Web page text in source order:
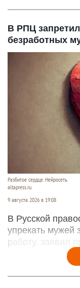
В РПЦ
безработных
Разбитое сердце. Нейросеть.
altapress.ru.
9 августа 2026 в 19:08
В Русской
упрекать мужей
работу, заявил